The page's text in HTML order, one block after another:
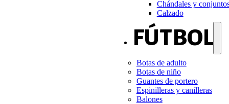
Chándales y
Calzado
FÚTBOL
Botas de adulto
Botas de niño
Guantes de portero
Espinilleras y canilleras
Balones